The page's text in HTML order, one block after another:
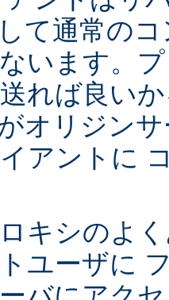
て通常の
います。
れば良い
オリジン
アントに
キシのよ
ユーザに